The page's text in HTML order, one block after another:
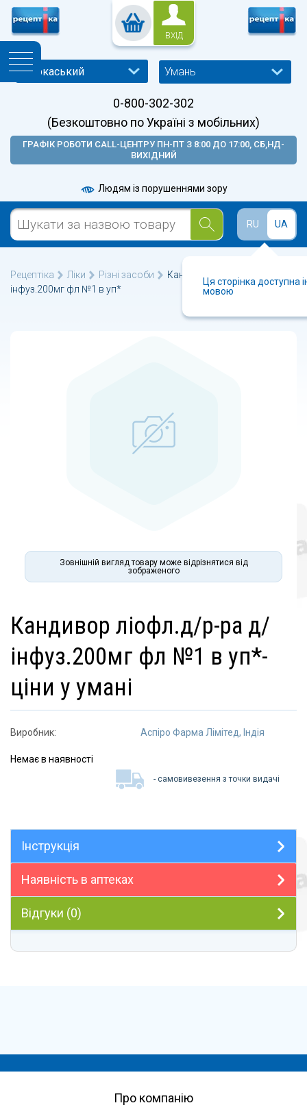
ВХІД
Умань
0-800-302-302
(Безкоштовно по Україні з мобільних)
ГРАФІК РОБОТИ CALL-ЦЕНТРУ ПН-ПТ З 8:00 ДО 17:00, СБ,НД-
ВИХІДНИЙ
Людям із порушеннями зору
RU UA
Ця сторінка доступна
мовою
Рецептіка Ліки Різні засоби
Кандивор ліофл.д/р-ра д/
інфуз.200мг фл №1 в уп*
Зовнішній вигляд товару може відрізнятися від
зображеного
кандивор ліофл.д/р-ра д/
інфуз.200мг фл №1 в уп*-
ціни у умані
Виробник: Аспіро Фарма Лімітед, Індія
Немає в наявності
- самовивезення з точки видачі
Інструкція
Наявність в аптеках
Відгуки (0)
Про компанію